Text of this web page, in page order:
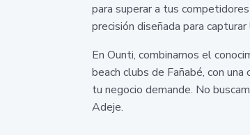
para superar a tus
precisión diseñada para
En Ounti, combinamos el
beach clubs de Fañabé, con
tu negocio demande. No
Adeje.